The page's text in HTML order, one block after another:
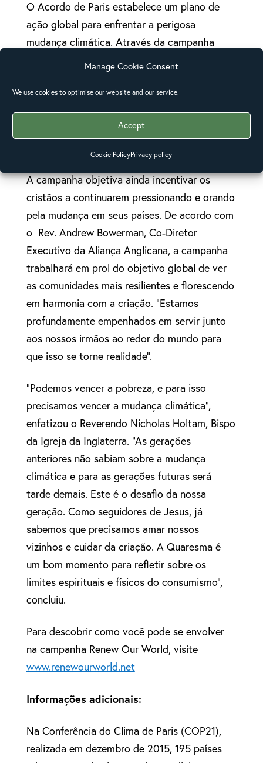
Manage Cookie Consent
We use cookies to optimise our website and our service.
Accept
Cookie PolicyPrivacy policy
O Acordo de Paris estabelece um plano de
ação global para enfrentar a perigosa
mudança climática. Através da campanha
Renove nosso Mundo os cristãos se unirão em
o Acordo limitem o aquecimento global a um
valor mais próximo possível de 1,5 graus e
para que as emissões de gases de efeito
estufa sejam eliminadas.
A campanha objetiva ainda incentivar os
cristãos a continuarem pressionando e orando
pela mudança em seus países. De acordo com
o Rev. Andrew Bowerman, Co-Diretor
Executivo da Aliança Anglicana, a campanha
trabalhará em prol do objetivo global de ver
as comunidades mais resilientes e florescendo
em harmonia com a criação. “Estamos
profundamente empenhados em servir junto
aos nossos irmãos ao redor do mundo para
que isso se torne realidade”.
“Podemos vencer a pobreza, e para isso
precisamos vencer a mudança climática”,
enfatizou o Reverendo Nicholas Holtam, Bispo
da Igreja da Inglaterra. “As gerações
anteriores não sabiam sobre a mudança
climática e para as gerações futuras será
tarde demais. Este é o desafio da nossa
geração. Como seguidores de Jesus, já
sabemos que precisamos amar nossos
vizinhos e cuidar da criação. A Quaresma é
um bom momento para refletir sobre os
limites espirituais e físicos do consumismo”,
concluiu.
Para descobrir como você pode se envolver
na campanha Renew Our World, visite
www.renewourworld.net
Informações adicionais:
Na Conferência do Clima de Paris (COP21),
realizada em dezembro de 2015, 195 países